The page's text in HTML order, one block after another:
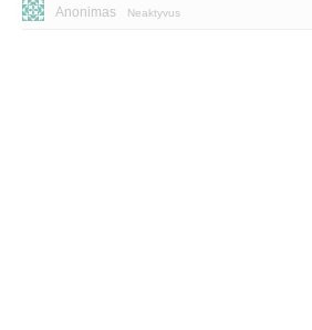
Anonimas Neaktyvus